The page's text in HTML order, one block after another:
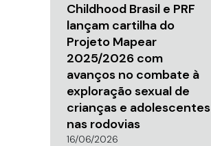
Childhood Brasil e PRF
lançam cartilha do
Projeto Mapear
2025/2026 com
avanços no combate à
exploração sexual de
crianças e adolescentes
nas rodovias
16/06/2026